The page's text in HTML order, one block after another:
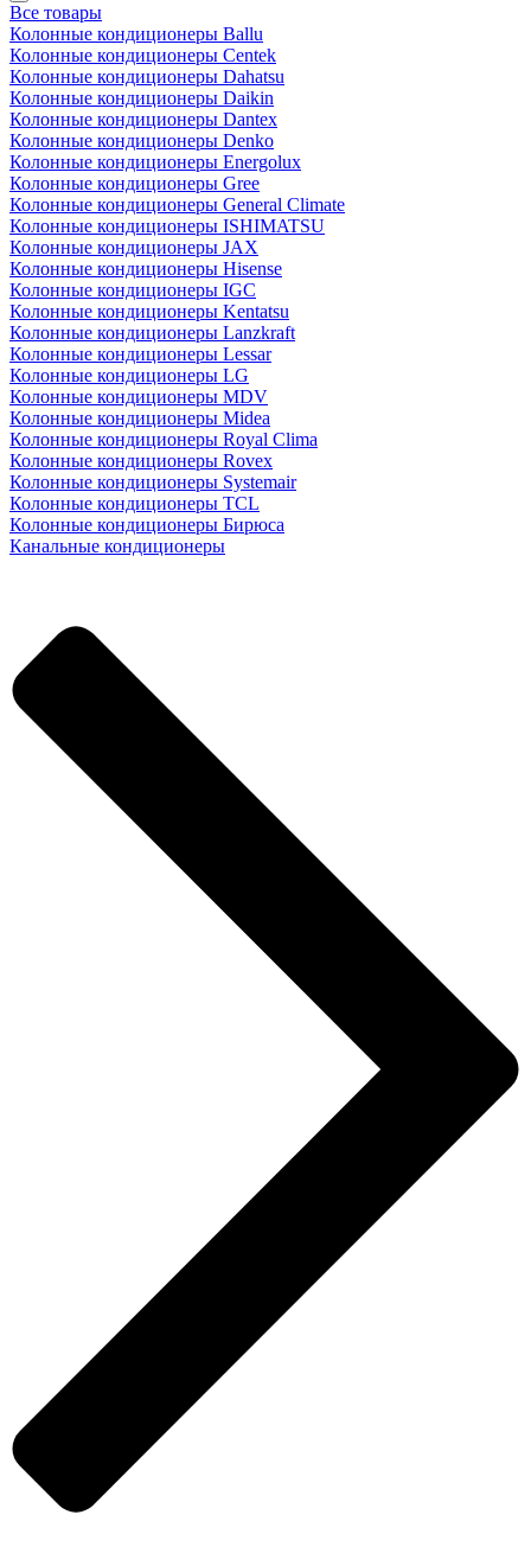
Все товары
Колонные кондиционеры Ballu
Колонные кондиционеры Centek
Колонные кондиционеры Dahatsu
Колонные кондиционеры Daikin
Колонные кондиционеры Dantex
Колонные кондиционеры Denko
Колонные кондиционеры Energolux
Колонные кондиционеры Gree
Колонные кондиционеры General Climate
Колонные кондиционеры ISHIMATSU
Колонные кондиционеры JAX
Колонные кондиционеры Hisense
Колонные кондиционеры IGC
Колонные кондиционеры Kentatsu
Колонные кондиционеры Lanzkraft
Колонные кондиционеры Lessar
Колонные кондиционеры LG
Колонные кондиционеры MDV
Колонные кондиционеры Midea
Колонные кондиционеры Royal Clima
Колонные кондиционеры Rovex
Колонные кондиционеры Systemair
Колонные кондиционеры TCL
Колонные кондиционеры Бирюса
Канальные кондиционеры